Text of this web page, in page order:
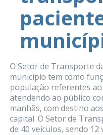
O Setor de Transporte
município tem como
população referentes
atendendo ao público
manhãs, com destino
capital. O Setor de
de 40 veículos, sendo